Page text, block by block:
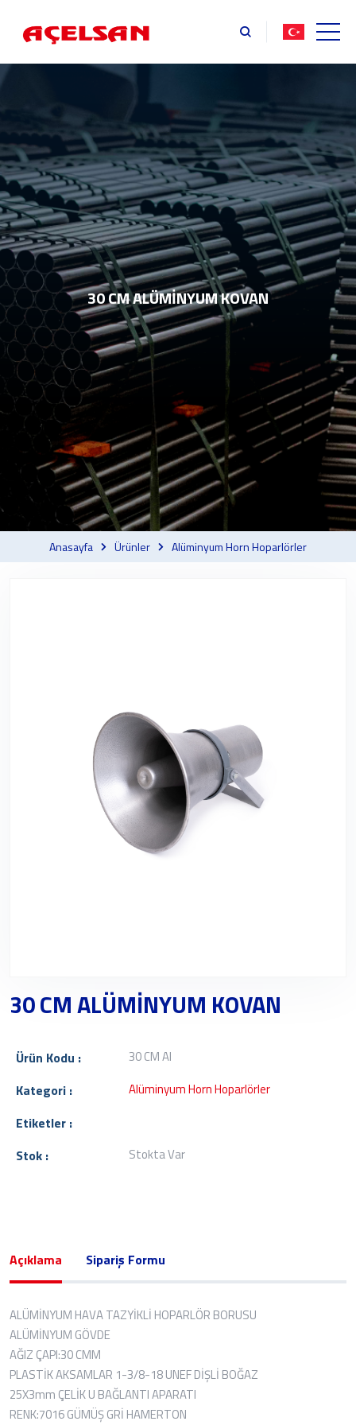
30 CM ALÜMİNYUM KOVAN
Anasayfa Ürünler Alüminyum Horn Hoparlörler
30 CM ALÜMİNYUM KOVAN
Ürün Kodu : 30 CM Al
Kategori : Alüminyum Horn Hoparlörler
Etiketler :
Stok :
Stokta Var
Açıklama Sipariş Formu
ALÜMİNYUM HAVA TAZYİKLİ HOPARLÖR BORUSU
ALÜMİNYUM GÖVDE
AĞIZ ÇAPI:30 CMM
PLASTİK AKSAMLAR 1-3/8-18 UNEF DİŞLİ BOĞAZ
25X3mm ÇELİK U BAĞLANTI APARATI
RENK:7016 GÜMÜŞ GRİ HAMERTON